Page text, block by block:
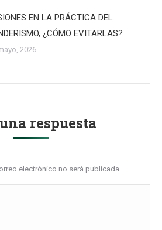
EN LA PRÁCTICA DEL
¿CÓMO EVITARLAS?
2026
respuesta
electrónico no será publicada.